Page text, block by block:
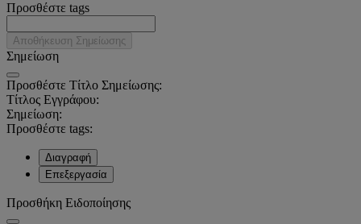
Προσθέστε tags
Αποθήκευση Σημείωσης
Σημείωση
Προσθέστε Τίτλο Σημείωσης:
Τίτλος Εγγράφου:
Σημείωση:
Προσθέστε tags:
Διαγραφή
Επεξεργασία
Προσθήκη Ειδοποίησης